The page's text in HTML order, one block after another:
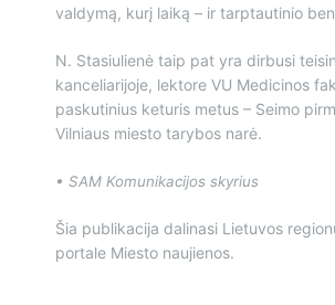
valdymą, kurį laiką – ir tarptautinio
N. Stasiulienė taip pat yra dirbusi
kanceliarijoje, lektore VU Medicinos
paskutinius keturis metus – Seimo
Vilniaus miesto tarybos narė.
• SAM Komunikacijos skyrius
Šia publikacija dalinasi Lietuvos
portale Miesto naujienos.